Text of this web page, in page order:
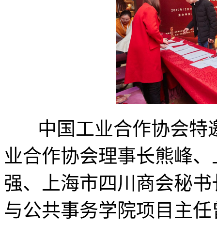
中国工业合作协会特
业合作协会理事长熊峰
强、上海市四川商会秘
与公共事务学院项目主